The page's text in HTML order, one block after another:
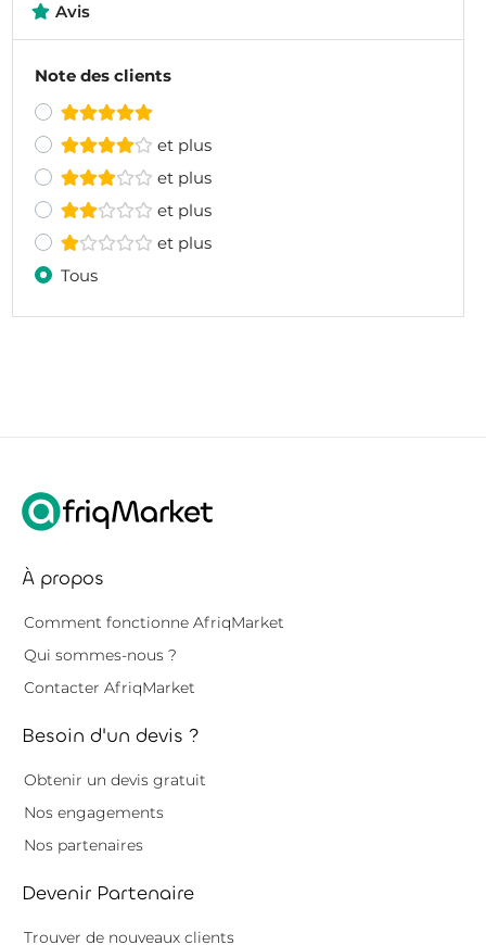
Avis
Note des clients
et plus
et plus
et plus
et plus
Tous
À propos
Comment fonctionne AfriqMarket
Qui sommes-nous ?
Contacter AfriqMarket
Besoin d'un devis ?
Obtenir un devis gratuit
Nos engagements
Nos partenaires
Devenir Partenaire
Trouver de nouveaux clients